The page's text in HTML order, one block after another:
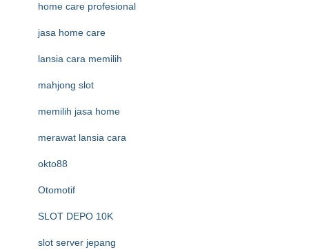
home care profesional
jasa home care
lansia cara memilih
mahjong slot
memilih jasa home
merawat lansia cara
okto88
Otomotif
SLOT DEPO 10K
slot server jepang